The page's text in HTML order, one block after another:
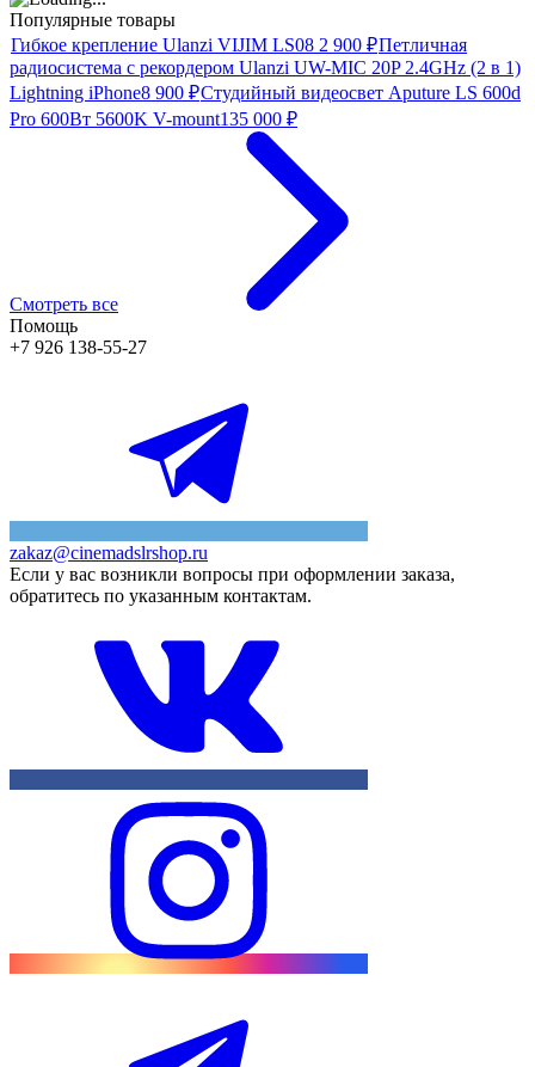
Популярные товары
Гибкое крепление Ulanzi VIJIM LS08 2 900 ₽Петличная
радиосистема с рекордером Ulanzi UW-MIC 20P 2.4GHz (2 в 1)
Lightning iPhone8 900 ₽Студийный видеосвет Aputure LS 600d
Pro 600Вт 5600K V-mount135 000 ₽
Смотреть все
Помощь
+7 926 138-55-27
zakaz@cinemadslrshop.ru
Если у вас возникли вопросы при оформлении заказа,
обратитесь по указанным контактам.